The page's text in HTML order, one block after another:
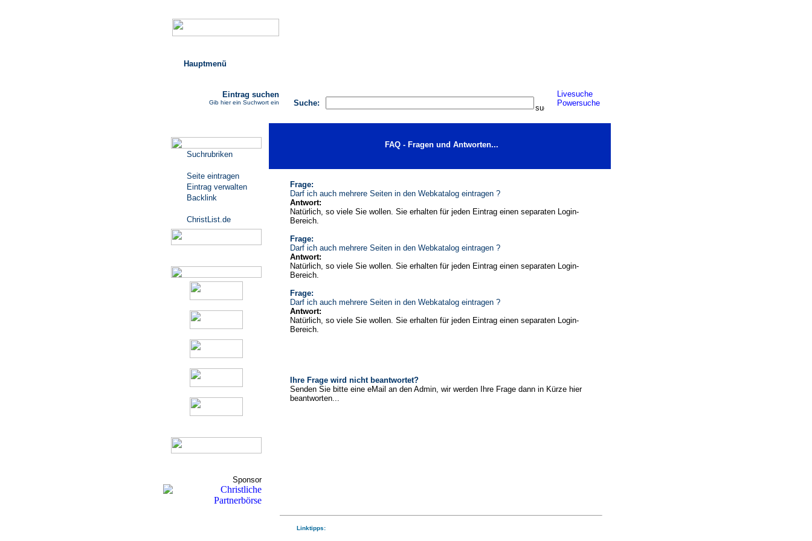
Hauptmenü
Suche:
Livesuche
Powersuche
Eintrag suchen
Gib hier ein Suchwort ein
Suchrubriken
Seite eintragen
Eintrag verwalten
Backlink
ChristList.de
Sponsor
FAQ - Fragen und Antworten...
Frage:
Darf ich auch mehrere Seiten in den Webkatalog eintragen ?
Antwort:
Natürlich, so viele Sie wollen. Sie erhalten für jeden Eintrag einen separaten Login-
Bereich.
Frage:
Darf ich auch mehrere Seiten in den Webkatalog eintragen ?
Antwort:
Natürlich, so viele Sie wollen. Sie erhalten für jeden Eintrag einen separaten Login-
Bereich.
Frage:
Darf ich auch mehrere Seiten in den Webkatalog eintragen ?
Antwort:
Natürlich, so viele Sie wollen. Sie erhalten für jeden Eintrag einen separaten Login-
Bereich.
Ihre Frage wird nicht beantwortet?
Senden Sie bitte eine eMail an den Admin, wir werden Ihre Frage dann in Kürze hier
beantworten...
Linktipps: